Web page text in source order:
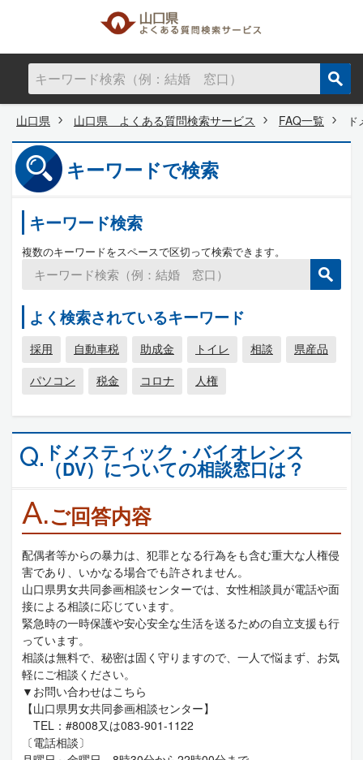
山口県 山口県 よくある質問検索サービス FAQ一覧
キーワードで検索
キーワード検索
複数のキーワードをスペースで区切って検索できます。
よく検索されているキーワード
採用 自動車税 助成金 トイレ 相談
県産品
パソコン
税金 コロナ 人権
Q. ドメスティック・バイオレンス
（DV）についての相談窓口は？
A.ご回答内容
配偶者等からの暴力は、犯罪となる行為をも含む重大な人権侵
害であり、いかなる場合でも許されません。
山口県男女共同参画相談センターでは、女性相談員が電話や面
接による相談に応じています。
緊急時の一時保護や安心安全な生活を送るための自立支援も行
っています。
相談は無料で、秘密は固く守りますので、一人で悩まず、お気
軽にご相談ください。
▼お問い合わせはこちら
【山口県男女共同参画相談センター】
TEL：#8008又は083-901-1122
〔電話相談〕